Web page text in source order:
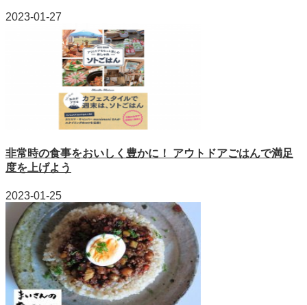
2023-01-27
非常時の食事をおいしく豊かに！ アウトドアごはんで満足
度を上げよう
2023-01-25